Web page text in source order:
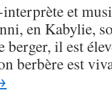
et
en Kabylie,
il est
berbère est